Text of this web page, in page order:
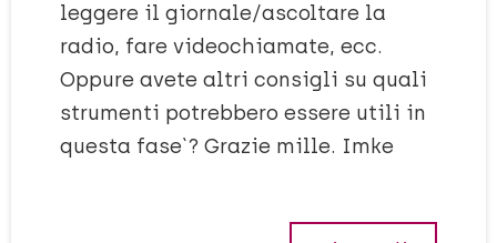
leggere il giornale/ascoltare la
radio, fare videochiamate, ecc.
Oppure avete altri consigli su quali
strumenti potrebbero essere utili in
questa fase`? Grazie mille. Imke